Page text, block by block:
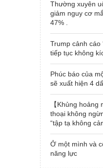
Thường xuyên
giảm nguy cơ
47% .
Trump cảnh cáo
tiếp tục không
Phúc báo của
sẽ xuất hiện 4
【Khủng
thoại không
“tập tạ không
Ở một mình và
năng lực